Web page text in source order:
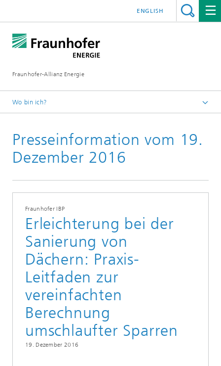
Fraunhofer-Allianz Energie
ENGLISH
Wo bin ich?
Presse | Medien
Aktuelle Presseinformationen
Presseinformation vom 19.
Dezember 2016
Fraunhofer IBP
Erleichterung bei der
Sanierung von
Dächern: Praxis-
Leitfaden zur
vereinfachten
Berechnung
umschlaufter Sparren
19. Dezember 2016